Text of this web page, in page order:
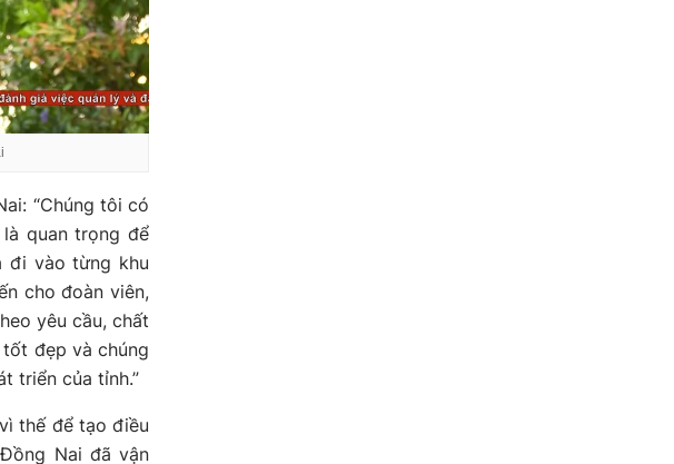
“Chúng tôi có
quan trọng để
đi vào từng khu
cho đoàn viên,
yêu cầu, chất
đẹp và chúng
triển của tỉnh.”
thế để tạo điều
Nai đã vận